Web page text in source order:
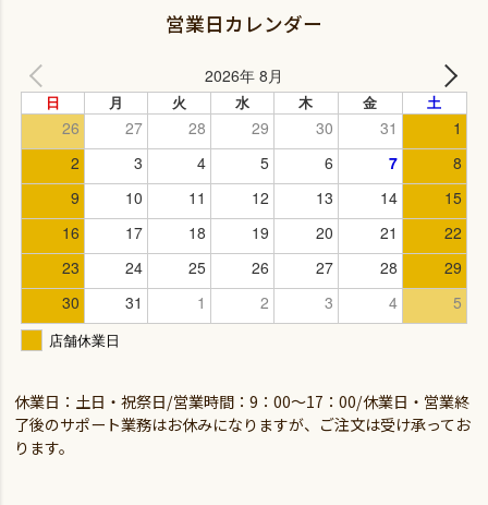
営業日カレンダー
休業日：土日・祝祭日/営業時間：9：00～17：00/休業日・営業終
了後のサポート業務はお休みになりますが、ご注文は受け承ってお
ります。